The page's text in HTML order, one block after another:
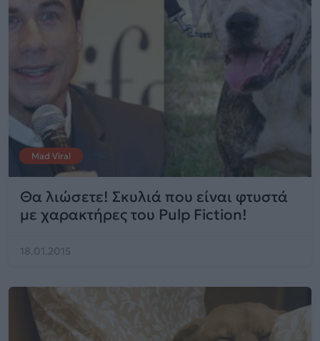
Mad Viral
Θα λιώσετε! Σκυλιά που είναι φτυστά
με χαρακτήρες του Pulp Fiction!
18.01.2015